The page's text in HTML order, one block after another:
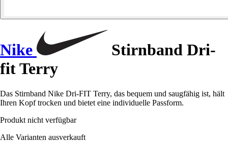
Nike
Stirnband Dri-
fit Terry
Das Stirnband Nike Dri-FIT Terry, das bequem und saugfähig ist, hält
Ihren Kopf trocken und bietet eine individuelle Passform.
Produkt nicht verfügbar
Alle Varianten ausverkauft